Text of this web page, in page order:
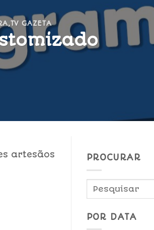
,TV GAZETA
artesãos
PROCURAR
POR DATA